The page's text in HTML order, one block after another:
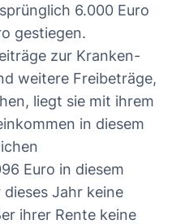
6.000 Euro
gestiegen.
zur Kranken-
weitere Freibeträge,
liegt sie mit ihrem
in diesem
Euro in diesem
Jahr keine
ihrer Rente keine